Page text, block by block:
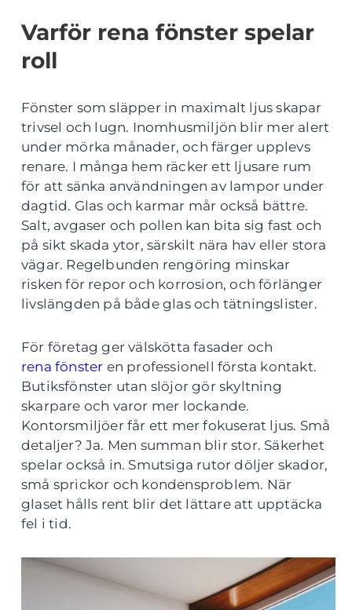
Varför rena fönster spelar
roll
Fönster som släpper in maximalt ljus skapar
trivsel och lugn. Inomhusmiljön blir mer alert
under mörka månader, och färger upplevs
renare. I många hem räcker ett ljusare rum
för att sänka användningen av lampor under
dagtid. Glas och karmar mår också bättre.
Salt, avgaser och pollen kan bita sig fast och
på sikt skada ytor, särskilt nära hav eller stora
vägar. Regelbunden rengöring minskar
risken för repor och korrosion, och förlänger
livslängden på både glas och tätningslister.
För företag ger välskötta fasader och
rena fönster en professionell första kontakt.
Butiksfönster utan slöjor gör skyltning
skarpare och varor mer lockande.
Kontorsmiljöer får ett mer fokuserat ljus. Små
detaljer? Ja. Men summan blir stor. Säkerhet
spelar också in. Smutsiga rutor döljer skador,
små sprickor och kondensproblem. När
glaset hålls rent blir det lättare att upptäcka
fel i tid.